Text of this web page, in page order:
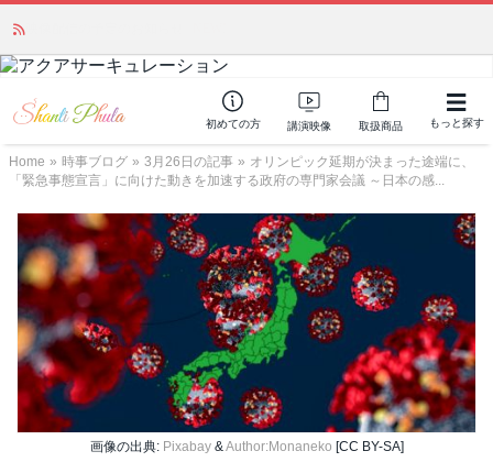
初めての方 講演映像 取扱商品 もっと探す
Home » 時事ブログ » 3月26日の記事 » オリンピック延期が決まった途端に、
「緊急事態宣言」に向けた動きを加速する政府の専門家会議 ～日本の感...
画像の出典: Pixabay&Author:Monaneko [CC BY-SA]